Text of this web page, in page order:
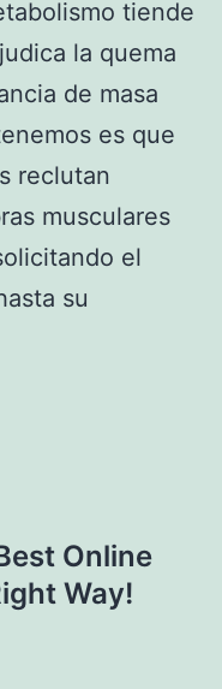
tiende
la quema
de masa
es que
reclutan
musculares
el
su
Online
Way!